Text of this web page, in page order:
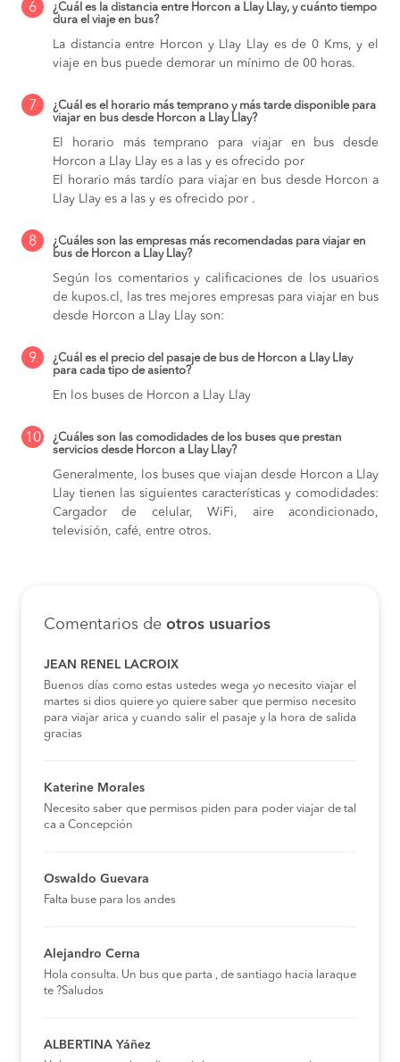
6
¿Cuál es la distancia entre Horcon a Llay Llay, y cuánto tiempo
dura el viaje en bus?
La distancia entre Horcon y Llay Llay es de 0 Kms, y el
viaje en bus puede demorar un mínimo de 00 horas.
7
¿Cuál es el horario más temprano y más tarde disponible para
viajar en bus desde Horcon a Llay Llay?
El horario más temprano para viajar en bus desde
Horcon a Llay Llay es a las y es ofrecido por
El horario más tardío para viajar en bus desde Horcon a
Llay Llay es a las y es ofrecido por .
8
¿Cuáles son las empresas más recomendadas para viajar en
bus de Horcon a Llay Llay?
Según los comentarios y calificaciones de los usuarios
de kupos.cl, las tres mejores empresas para viajar en bus
desde Horcon a Llay Llay son:
9
¿Cuál es el precio del pasaje de bus de Horcon a Llay Llay
para cada tipo de asiento?
En los buses de Horcon a Llay Llay
10
¿Cuáles son las comodidades de los buses que prestan
servicios desde Horcon a Llay Llay?
Generalmente, los buses que viajan desde Horcon a Llay
Llay tienen las siguientes características y comodidades:
Cargador de celular, WiFi, aire acondicionado,
televisión, café, entre otros.
Comentarios de otros usuarios
JEAN RENEL LACROIX
Buenos días como estas ustedes wega yo necesito viajar el
martes si dios quiere yo quiere saber que permiso necesito
para viajar arica y cuando salir el pasaje y la hora de salida
gracias
Katerine Morales
Necesito saber que permisos piden para poder viajar de tal
ca a Concepción
Oswaldo Guevara
Falta buse para los andes
Alejandro Cerna
Hola consulta. Un bus que parta , de santiago hacia laraque
te ?Saludos
ALBERTINA Yáñez